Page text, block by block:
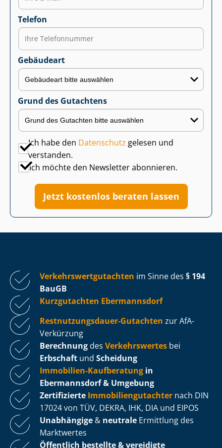
Telefon
Gebäudeart
Grund des Gutachtens
Ich habe den Datenschutz gelesen und
verstanden.
Ich möchte den Newsletter abonnieren.
Jetzt kostenlos beraten lassen
Ver­kehrs­wert­gut­ach­ten im Sinne des § 194
BauGB
Kurzgutachten Ebermannsdorf
Rest­nut­zungs­dau­er-Gutachten zur AfA-
Verkürzung
Berechnung des Verkehrswertes bei
Erbschaft und Scheidung
Immobilien-Kaufberatung in
Ebermannsdorf & Umgebung
Zertifizierte Im­mo­bi­li­en­gut­ach­ter nach DIN
17024 von TÜV, DEKRA, IHK, DIA und EIPOS
Unabhängige & neutrale Ermittlung des
Marktwertes
Öffentlich bestellte & vereidigte